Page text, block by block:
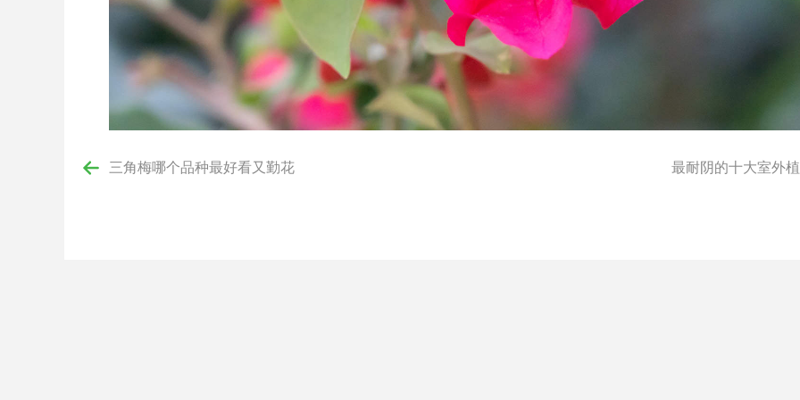
三角梅哪个品种最好看又勤花 最耐阴的十大室外